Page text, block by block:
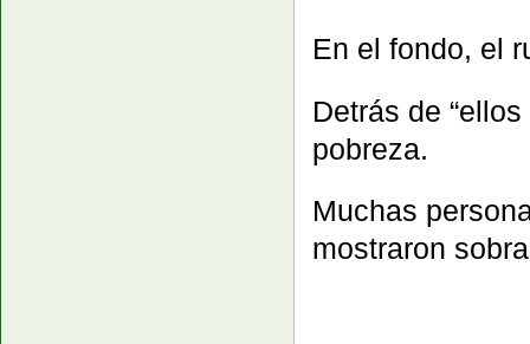
En el fondo, el
Detrás de
pobreza.
Muchas
mostraron